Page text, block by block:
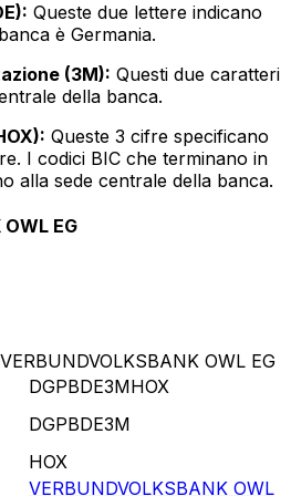
Queste due lettere indicano
è Germania.
(3M): Questi due caratteri
della banca.
Queste 3 cifre specificano
I codici BIC che terminano in
alla sede centrale della banca.
OWL EG
OWL EG
DGPBDE3MHOX
DGPBDE3M
HOX
VERBUNDVOLKSBANK OWL